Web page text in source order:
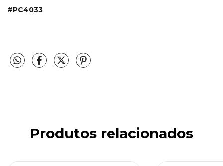
#PC4033
Produtos relacionados